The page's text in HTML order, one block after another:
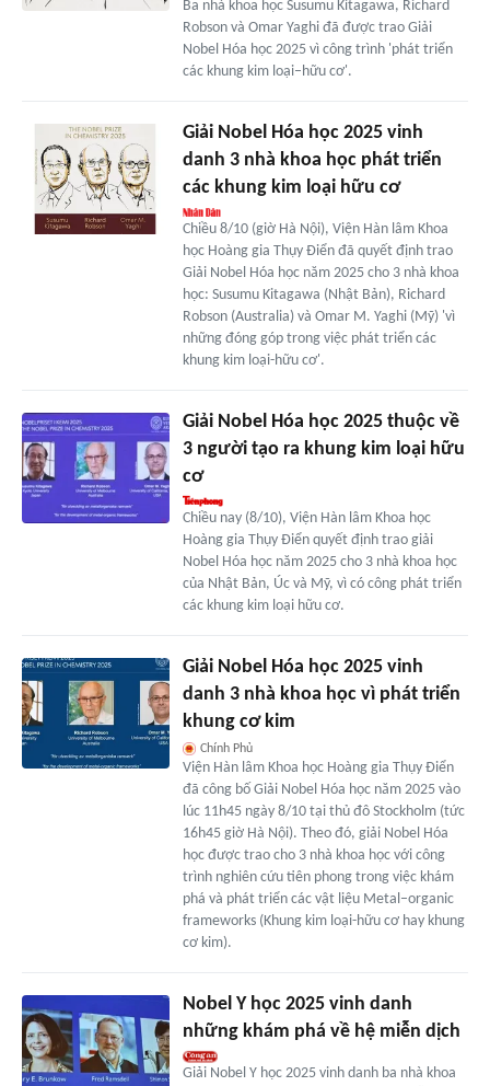
Ba nhà khoa học Susumu Kitagawa, Richard
Robson và Omar Yaghi đã được trao Giải
Nobel Hóa học 2025 vì công trình 'phát triển
các khung kim loại–hữu cơ'.
Giải Nobel Hóa học 2025 vinh
danh 3 nhà khoa học phát triển
các khung kim loại hữu cơ
Chiều 8/10 (giờ Hà Nội), Viện Hàn lâm Khoa
học Hoàng gia Thụy Điển đã quyết định trao
Giải Nobel Hóa học năm 2025 cho 3 nhà khoa
học: Susumu Kitagawa (Nhật Bản), Richard
Robson (Australia) và Omar M. Yaghi (Mỹ) 'vì
những đóng góp trong việc phát triển các
khung kim loại-hữu cơ'.
Giải Nobel Hóa học 2025 thuộc về
3 người tạo ra khung kim loại hữu
cơ
Chiều nay (8/10), Viện Hàn lâm Khoa học
Hoàng gia Thụy Điển quyết định trao giải
Nobel Hóa học năm 2025 cho 3 nhà khoa học
của Nhật Bản, Úc và Mỹ, vì có công phát triển
các khung kim loại hữu cơ.
Giải Nobel Hóa học 2025 vinh
danh 3 nhà khoa học vì phát triển
khung cơ kim
Chính Phủ
Viện Hàn lâm Khoa học Hoàng gia Thụy Điển
đã công bố Giải Nobel Hóa học năm 2025 vào
lúc 11h45 ngày 8/10 tại thủ đô Stockholm (tức
16h45 giờ Hà Nội). Theo đó, giải Nobel Hóa
học được trao cho 3 nhà khoa học với công
trình nghiên cứu tiên phong trong việc khám
phá và phát triển các vật liệu Metal–organic
frameworks (Khung kim loại-hữu cơ hay khung
cơ kim).
Nobel Y học 2025 vinh danh
những khám phá về hệ miễn dịch
Giải Nobel Y học 2025 vinh danh ba nhà khoa